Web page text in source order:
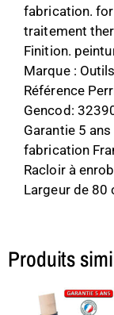
fabrication.
traitement
Finition.
Marque :
Référence
Gencod:
Garantie 5 ans
fabrication
Racloir à
Largeur de 80
Produits